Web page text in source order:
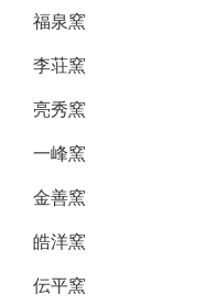
福泉窯
李荘窯
亮秀窯
一峰窯
金善窯
皓洋窯
伝平窯